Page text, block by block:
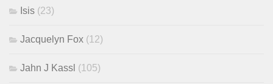
Isis (23)
Jacquelyn Fox (12)
Jahn J Kassl (105)